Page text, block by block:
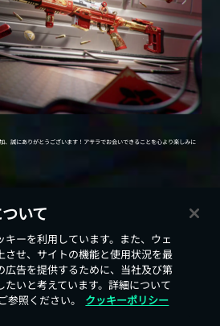
戻る
いて
キーを利用しています。また、ウェ
させ、サイトの機能と使用状況を最
広告を提供するために、当社及び第
いと考えています。詳細について
参照ください。
クッキーポリシー